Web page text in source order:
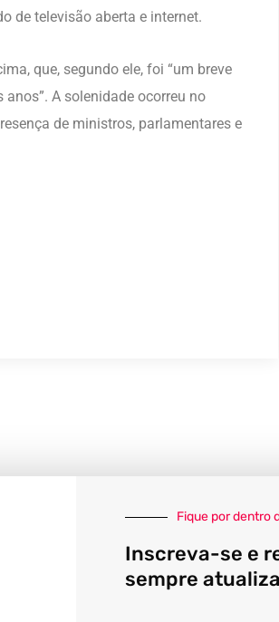
de televisão aberta e internet.
que, segundo ele, foi “um breve
A solenidade ocorreu no
de ministros, parlamentares e
Fique por dentro
Inscreva-se e
sempre